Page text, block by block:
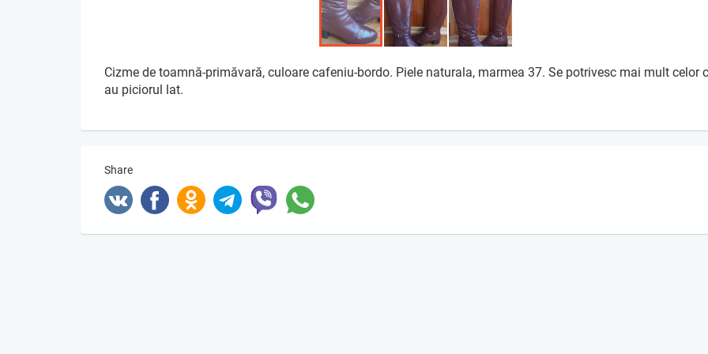
Cizme de toamnă-primăvară, culoare cafeniu-bordo. Piele naturala, marmea 37. Se potrivesc mai mult celor
au piciorul lat.
Share